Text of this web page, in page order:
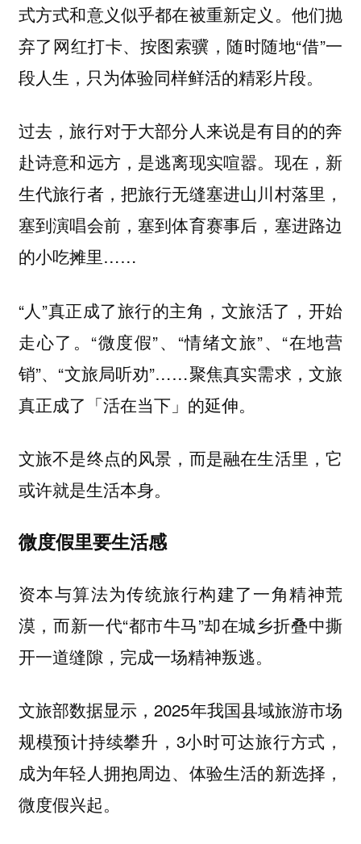
式方式和意义似乎都在被重新定义。他们抛
弃了网红打卡、按图索骥，随时随地“借”一
段人生，只为体验同样鲜活的精彩片段。
过去，旅行对于大部分人来说是有目的的奔
赴诗意和远方，是逃离现实喧嚣。现在，新
生代旅行者，把旅行无缝塞进山川村落里，
塞到演唱会前，塞到体育赛事后，塞进路边
的小吃摊里……
“人”真正成了旅行的主角，文旅活了，开始
走心了。“微度假”、“情绪文旅”、“在地营
销”、“文旅局听劝”……聚焦真实需求，文旅
真正成了「活在当下」的延伸。
文旅不是终点的风景，而是融在生活里，它
或许就是生活本身。
微度假里要生活感
资本与算法为传统旅行构建了一角精神荒
漠，而新一代“都市牛马”却在城乡折叠中撕
开一道缝隙，完成一场精神叛逃。
文旅部数据显示，2025年我国县域旅游市场
规模预计持续攀升，3小时可达旅行方式，
成为年轻人拥抱周边、体验生活的新选择，
微度假兴起。